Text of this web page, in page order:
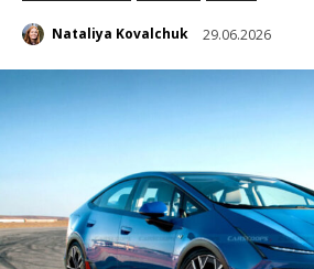
Nataliya Kovalchuk 29.06.2026